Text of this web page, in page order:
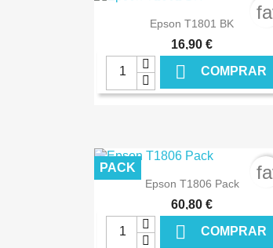
 Ver+
Epson T1801 BK
16,90 €
 COMPRAR
€
 Ver+
Epson T1806 Pack
60,80 €
 COMPRAR
PACK